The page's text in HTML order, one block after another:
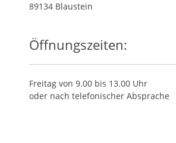
89134 Blaustein
Öffnungszeiten:
Freitag von 9.00 bis 13.00 Uhr
oder nach telefonischer Absprache